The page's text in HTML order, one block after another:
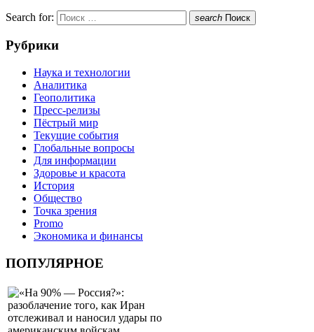
Search for: search Поиск
Рубрики
Наука и технологии
Аналитика
Геополитика
Пресс-релизы
Пёстрый мир
Текущие события
Глобальные вопросы
Для информации
Здоровье и красота
История
Общество
Точка зрения
Promo
Экономика и финансы
ПОПУЛЯРНОЕ